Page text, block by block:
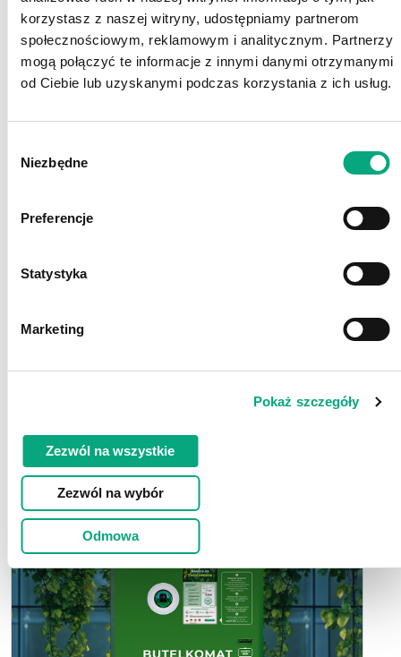
korzystasz z naszej witryny, udostępniamy partnerom
społecznościowym, reklamowym i analitycznym. Partnerzy
mogą połączyć te informacje z innymi danymi otrzymanymi
od Ciebie lub uzyskanymi podczas korzystania z ich usług.
zgody
Niezbędne
Preferencje
Statystyka
Marketing
Pokaż szczegóły
Zezwól na wszystkie
Zezwól na wybór
Odmowa
EcoAction to marka oferująca nowoczesne
polskie recyklomaty, wspierające system
kaucyjny i gospodarkę o obiegu zamkniętym.
efektywnie i zgodnie z przepisami. Dzięki
procesowi belowania, osiągamy najwyższy na
polskim rynku stopień kompresji – 93%. Jako
kształtu zgniecionym butelkom PET. Nasze
częstotliwość opróżniania urządzenia,
gwarantują 8-krotnie mniejszą przestrzeń
Więcej